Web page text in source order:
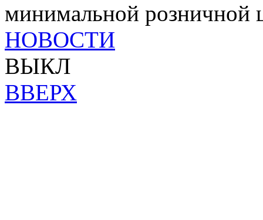
минимальной розничной
НОВОСТИ
ВЫКЛ
ВВЕРХ